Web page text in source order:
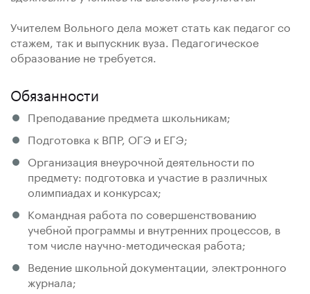
Учителем Вольного дела может стать как педагог со
стажем, так и выпускник вуза. Педагогическое
образование не требуется.
Обязанности
Преподавание предмета школьникам;
Подготовка к ВПР, ОГЭ и ЕГЭ;
Организация внеурочной деятельности по
предмету: подготовка и участие в различных
олимпиадах и конкурсах;
Командная работа по совершенствованию
учебной программы и внутренних процессов, в
том числе научно-методическая работа;
Ведение школьной документации, электронного
журнала;